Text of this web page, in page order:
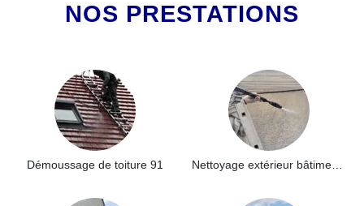
NOS PRESTATIONS
Démoussage de toiture 91